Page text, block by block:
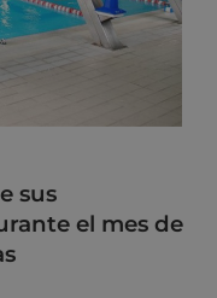
sus
el mes de